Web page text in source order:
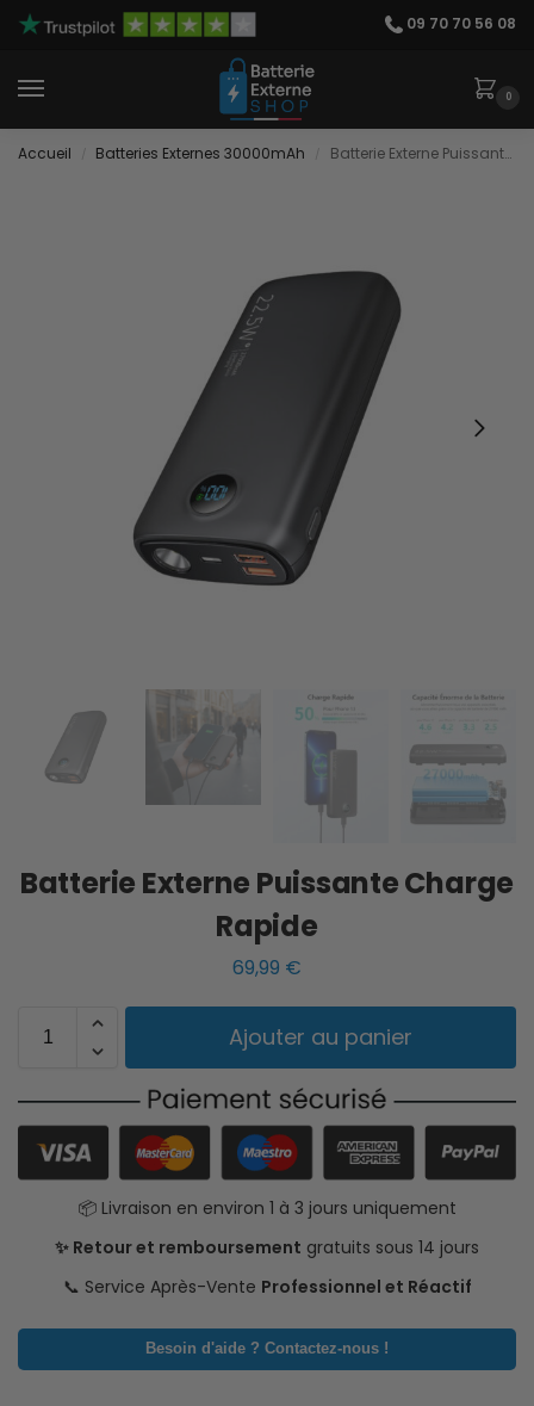
09 70 70 56 08
0
Accueil Batteries Externes 30000mAh Batterie Externe Puissante Charge Rapide
Batterie Externe Puissante Charge
Rapide
69,99 €
Ajouter au panier
📦 Livraison en environ 1 à 3 jours uniquement
✨ Retour et remboursement gratuits sous 14 jours
📞 Service Après-Vente Professionnel et Réactif
Besoin d'aide ? Contactez-nous !